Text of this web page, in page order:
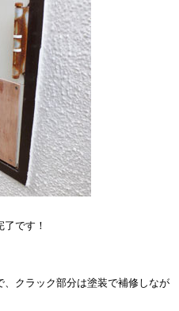
です！
クラック部分は塗装で補修しなが